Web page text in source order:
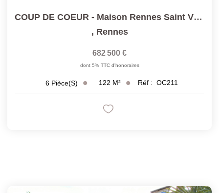
COUP DE COEUR - Maison Rennes Saint Vincent T6 Lumineuse...
, Rennes
682 500 €
dont 5% TTC d'honoraires
6 Pièce(s) 122 M² Réf : OC211